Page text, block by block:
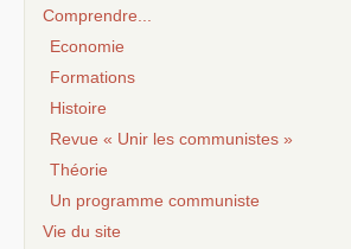
Comprendre...
Economie
Formations
Histoire
Revue « Unir les communistes »
Théorie
Un programme communiste
Vie du site